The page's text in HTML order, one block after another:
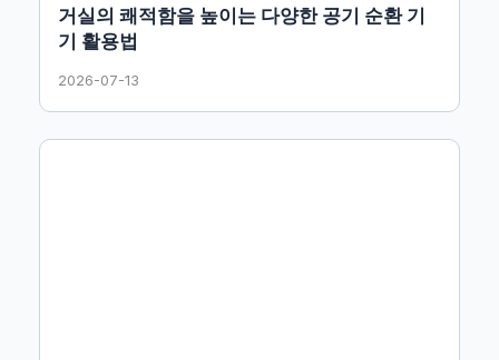
거실의 쾌적함을 높이는 다양한 공기 순환 기
기 활용법
2026-07-13